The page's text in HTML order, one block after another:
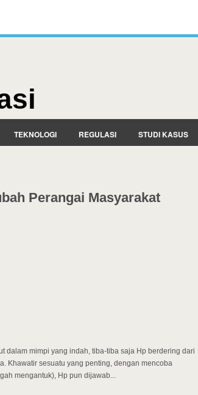
TEKNOLOGI REGULASI STUDI KASUS
Perangai Masyarakat
dalam mimpi yang indah, tiba-tiba saja Hp berdering dari
Khawatir sesuatu yang penting, dengan mencoba
mengantuk), Hp pun dijawab...